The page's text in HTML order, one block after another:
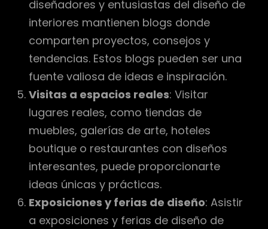
diseñadores y entusiastas del diseño de
interiores mantienen blogs donde
comparten proyectos, consejos y
tendencias. Estos blogs pueden ser una
fuente valiosa de ideas e inspiración.
Visitas a espacios reales: Visitar
lugares reales, como tiendas de
muebles, galerías de arte, hoteles
boutique o restaurantes con diseños
interesantes, puede proporcionarte
ideas únicas y prácticas.
Exposiciones y ferias de diseño: Asistir
a exposiciones y ferias de diseño de